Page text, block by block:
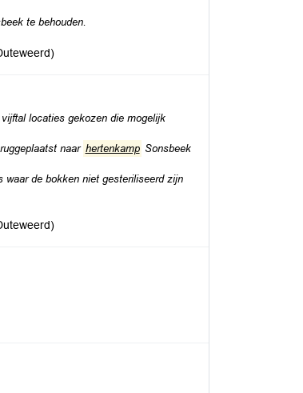
te behouden.
locaties gekozen die mogelijk
naar hertenkamp Sonsbeek
waar de bokken niet gesteriliseerd zijn